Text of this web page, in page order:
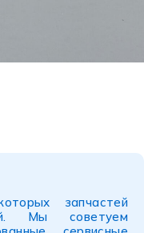
запчастей
Мы советуем